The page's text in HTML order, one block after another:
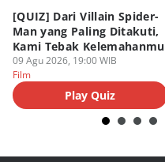
[QUIZ] Dari Villain Spider-
Man yang Paling Ditakuti,
Kami Tebak Kelemahanmu
09 Agu 2026, 19:00 WIB
Film
Play Quiz